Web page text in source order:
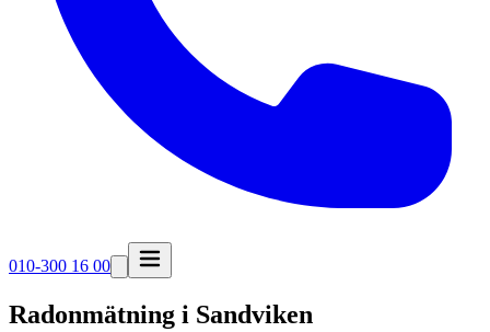
010-300 16 00
Radonmätning i Sandviken